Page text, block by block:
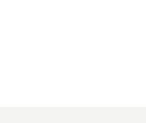
séries spéciales ou
Ce sont